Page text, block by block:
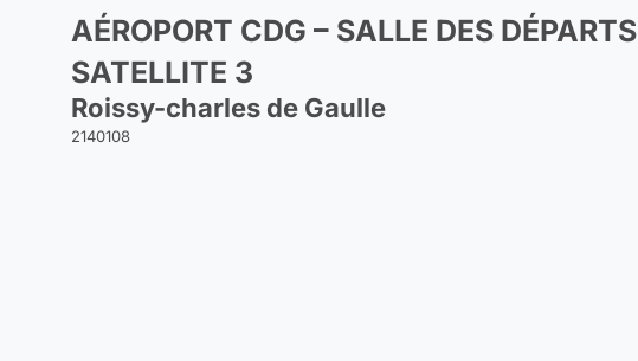
AÉROPORT CDG – SALLE DES DÉPARTS
SATELLITE 3
Roissy-charles de Gaulle
2140108